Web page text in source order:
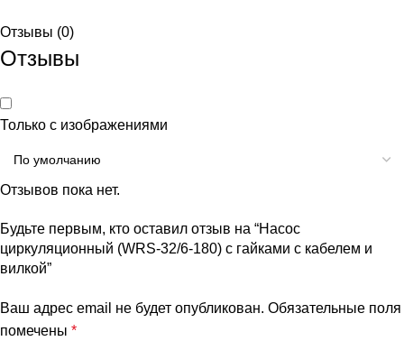
Отзывы (0)
Отзывы
Только с изображениями
Отзывов пока нет.
Будьте первым, кто оставил отзыв на “Насос
циркуляционный (WRS-32/6-180) с гайками с кабелем и
вилкой”
Ваш адрес email не будет опубликован. Обязательные поля
помечены *